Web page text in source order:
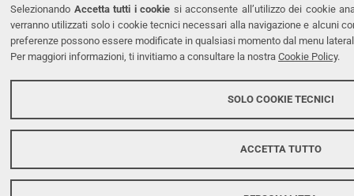
Selezionando Accetta tutti i cookie si acconsente all’utilizzo dei cookie
verranno utilizzati solo i cookie tecnici necessari alla navigazione e alcuni
preferenze possono essere modificate in qualsiasi momento dal menu
Per maggiori informazioni, ti invitiamo a consultare la nostra Cookie Policy.
SOLO COOKIE TECNICI
ACCETTA TUTTO